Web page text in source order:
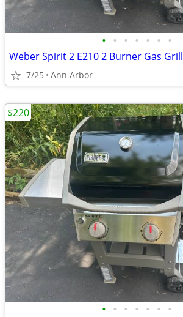
• • • • • • •
Weber Spirit 2 E210 2 Burner Gas Grill
7/25 Ann Arbor
• • • • • • •
$220